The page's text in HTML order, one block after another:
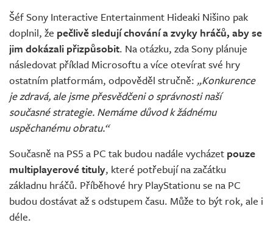
Šéf Sony Interactive Entertainment Hideaki Nišino pak
doplnil, že pečlivě sledují chování a zvyky hráčů, aby se
jim dokázali přizpůsobit. Na otázku, zda Sony plánuje
následovat příklad Microsoftu a více otevírat své hry
ostatním platformám, odpověděl stručně: „Konkurence
je zdravá, ale jsme přesvědčeni o správnosti naší
současné strategie. Nemáme důvod k žádnému
uspěchanému obratu.“
Současně na PS5 a PC tak budou nadále vycházet pouze
multiplayerové tituly, které potřebují na začátku
základnu hráčů. Příběhové hry PlayStationu se na PC
budou dostávat až s odstupem času. Může to být rok, ale i
déle.